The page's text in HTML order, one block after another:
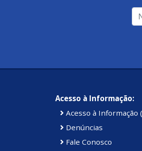
Acesso à Informação:
Acesso à Informação
Denúncias
Fale Conosco